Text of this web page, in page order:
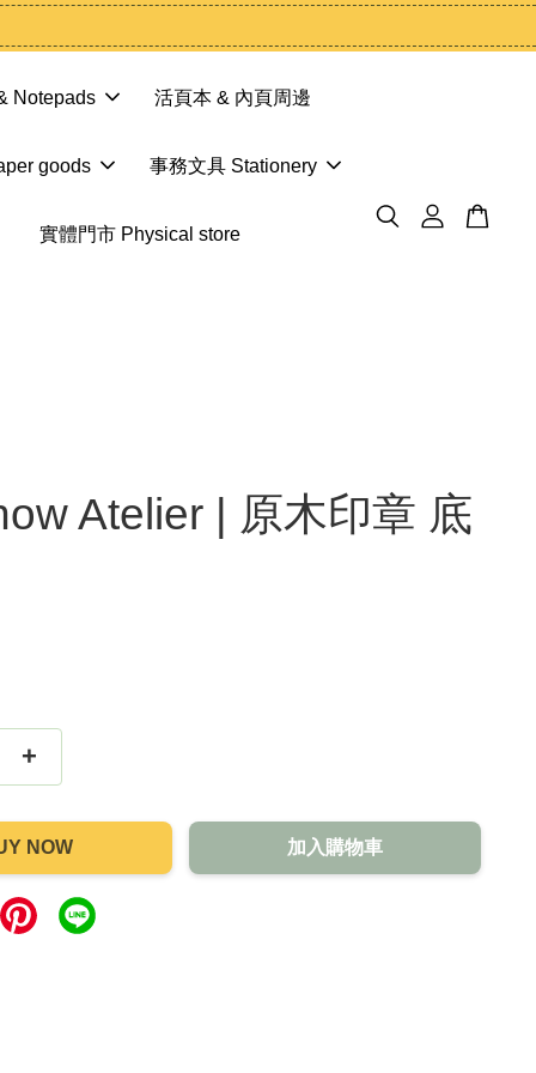
Notepads 活頁本 & 內頁周邊
goods 事務文具 Stationery
實體門市 Physical store
Atelier | 原木印章 底
+
NOW 加入購物車